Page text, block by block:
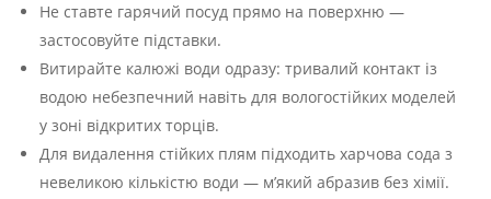
Не ставте гарячий посуд прямо на поверхню —
застосовуйте підставки.
Витирайте калюжі води одразу: тривалий контакт із
водою небезпечний навіть для вологостійких моделей
у зоні відкритих торців.
Для видалення стійких плям підходить харчова сода з
невеликою кількістю води — м’який абразив без хімії.